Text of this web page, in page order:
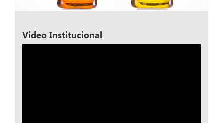
Video Institucional